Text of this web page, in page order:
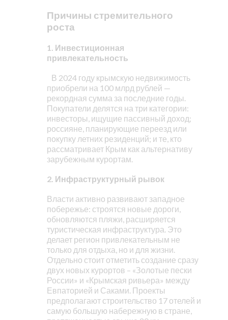
Причины стремительного
роста
1. Инвестиционная
привлекательность
В 2024 году крымскую недвижимость
приобрели на 100 млрд рублей —
рекордная сумма за последние годы.
Покупатели делятся на три категории:
инвесторы, ищущие пассивный доход;
россияне, планирующие переезд или
покупку летних резиденций; и те, кто
рассматривает Крым как альтернативу
зарубежным курортам.
2. Инфраструктурный рывок
Власти активно развивают западное
побережье: строятся новые дороги,
обновляются пляжи, расширяется
туристическая инфраструктура. Это
делает регион привлекательным не
только для отдыха, но и для жизни.
Отдельно стоит отметить создание сразу
двух новых курортов – «Золотые пески
России» и «Крымская ривьера» между
Евпаторией и Саками. Проекты
предполагают строительство 17 отелей и
самую большую набережную в стране,